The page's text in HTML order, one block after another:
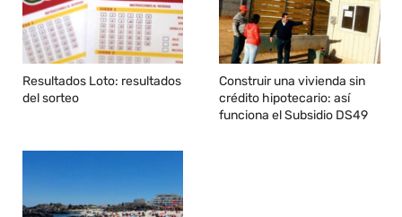
Resultados Loto: resultados
del sorteo
Construir una vivienda sin
crédito hipotecario: así
funciona el Subsidio DS49